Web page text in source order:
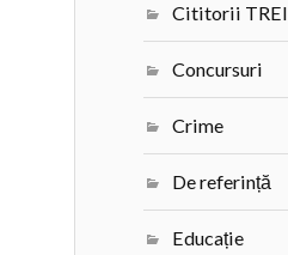
Cititorii TREI
Concursuri
Crime
De referință
Educație